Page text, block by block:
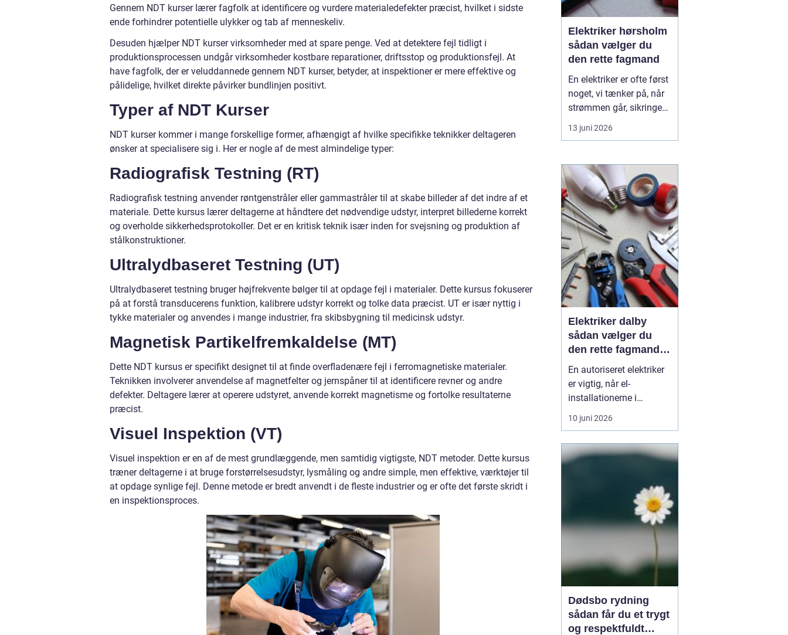
Gennem NDT kurser lærer fagfolk at identificere og vurdere materialedefekter præcist, hvilket i sidste
ende forhindrer potentielle ulykker og tab af menneskeliv.
Desuden hjælper NDT kurser virksomheder med at spare penge. Ved at detektere fejl tidligt i
produktionsprocessen undgår virksomheder kostbare reparationer, driftsstop og produktionsfejl. At
have fagfolk, der er veluddannede gennem NDT kurser, betyder, at inspektioner er mere effektive og
pålidelige, hvilket direkte påvirker bundlinjen positivt.
Typer af NDT Kurser
NDT kurser kommer i mange forskellige former, afhængigt af hvilke specifikke teknikker deltageren
ønsker at specialisere sig i. Her er nogle af de mest almindelige typer:
Radiografisk Testning (RT)
Radiografisk testning anvender røntgenstråler eller gammastråler til at skabe billeder af det indre af et
materiale. Dette kursus lærer deltagerne at håndtere det nødvendige udstyr, interpret billederne korrekt
og overholde sikkerhedsprotokoller. Det er en kritisk teknik især inden for svejsning og produktion af
stålkonstruktioner.
Ultralydbaseret Testning (UT)
Ultralydbaseret testning bruger højfrekvente bølger til at opdage fejl i materialer. Dette kursus fokuserer
på at forstå transducerens funktion, kalibrere udstyr korrekt og tolke data præcist. UT er især nyttig i
tykke materialer og anvendes i mange industrier, fra skibsbygning til medicinsk udstyr.
Magnetisk Partikelfremkaldelse (MT)
Dette NDT kursus er specifikt designet til at finde overfladenære fejl i ferromagnetiske materialer.
Teknikken involverer anvendelse af magnetfelter og jernspåner til at identificere revner og andre
defekter. Deltagere lærer at operere udstyret, anvende korrekt magnetisme og fortolke resultaterne
præcist.
Visuel Inspektion (VT)
Visuel inspektion er en af de mest grundlæggende, men samtidig vigtigste, NDT metoder. Dette kursus
træner deltagerne i at bruge forstørrelsesudstyr, lysmåling og andre simple, men effektive, værktøjer til
at opdage synlige fejl. Denne metode er bredt anvendt i de fleste industrier og er ofte det første skridt i
en inspektionsproces.
Elektriker hørsholm
sådan vælger du
den rette fagmand
En elektriker er ofte først
noget, vi tænker på, når
strømmen går, sikringen
springer, eller vi står med
en akut fejl på en
som Hørsholm, hvor
mange boliger er ældre,
og flere bygger om eller
udvider, spiller en dygtig
elekt...
13 juni 2026
Elektriker dalby
sådan vælger du
den rette fagmand
til dine el-opgaver
En autoriseret elektriker
er vigtig, når el-
installationerne i
hjemmet eller
virksomheden skal være
Fejl på el-installationer
ulykker. Mange søger
10 juni 2026
Dødsbo rydning
sådan får du et trygt
og respektfuldt